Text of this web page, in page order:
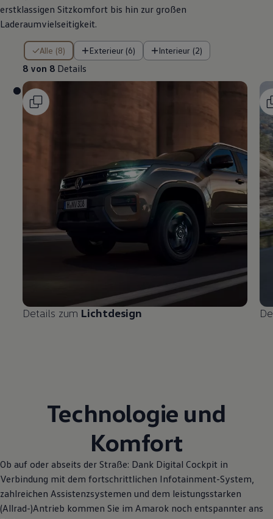
erstklassigen Sitzkomfort bis hin zur großen
Laderaumvielseitigkeit.
Alle (8) Exterieur (6) Interieur (2)
8 von 8 Details
8 von 8 Details
Details zum Lichtdesign
Technologie und
Komfort
Ob auf oder abseits der Straße: Dank Digital Cockpit in
Verbindung mit dem fortschrittlichen Infotainment-System,
zahlreichen Assistenzsystemen und dem leistungsstarken
(Allrad-)Antrieb kommen Sie im Amarok noch entspannter ans